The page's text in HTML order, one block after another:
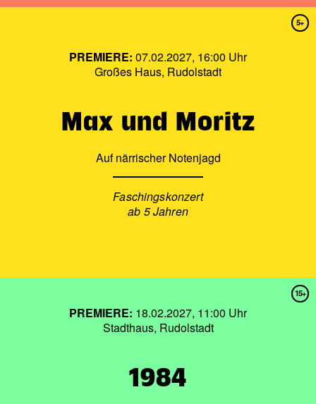
PREMIERE: 07.02.2027, 16:00 Uhr
Großes Haus, Rudolstadt
Max und Moritz
5+
Auf närrischer Notenjagd
Faschingskonzert
ab 5 Jahren
PREMIERE: 18.02.2027, 11:00 Uhr
Stadthaus, Rudolstadt
1984
15+